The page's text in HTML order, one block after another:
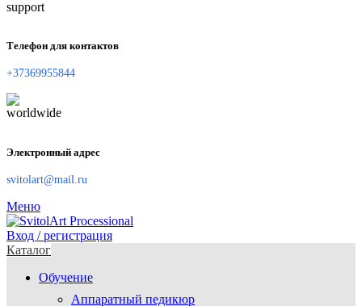
Телефон для контактов
+37369955844
Электронный адрес
svitolart@mail.ru
Меню
Вход / регистрация
Каталог
Обучение
Аппаратный педикюр